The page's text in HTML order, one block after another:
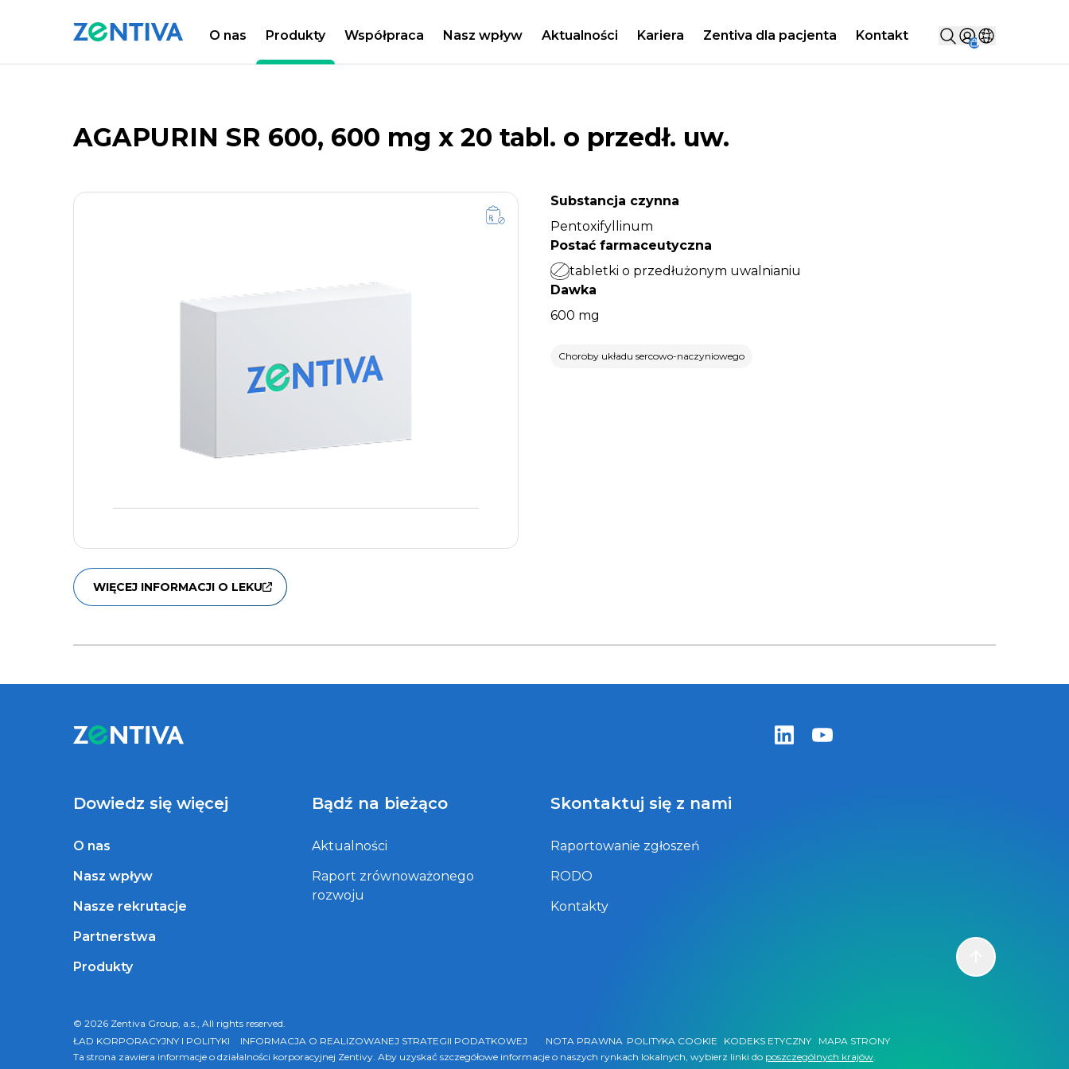
O nas Produkty Współpraca Nasz wpływ Aktualności Kariera Zentiva dla pacjenta Kontakt Szukaj...
Sign inWybierz kraj
AGAPURIN SR 600, 600 mg x 20 tabl. o przedł. uw.
WIĘCEJ INFORMACJI O LEKU
Substancja czynna
Pentoxifyllinum
Postać farmaceutyczna
tabletki o przedłużonym uwalnianiu
Dawka
600 mg
Choroby układu sercowo-naczyniowego
Zentiva LinkedIn
Zentiva YouTube
Dowiedz się więcej
O nas
Nasz wpływ
Nasze rekrutacje
Partnerstwa
Produkty
Bądź na bieżąco
Aktualności
Raport zrównoważonego
rozwoju
Skontaktuj się z nami
Raportowanie zgłoszeń
RODO
Kontakty
Scroll to top
ŁAD KORPORACYJNY I POLITYKI INFORMACJA O REALIZOWANEJ STRATEGII PODATKOWEJ NOTA PRAWNA POLITYKA COOKIE KODEKS ETYCZNY MAPA STRONY
© 2026 Zentiva Group, a.s., All rights reserved.
Ta strona zawiera informacje o działalności korporacyjnej Zentivy. Aby uzyskać szczegółowe informacje o naszych rynkach lokalnych, wybierz linki do poszczególnych krajów.